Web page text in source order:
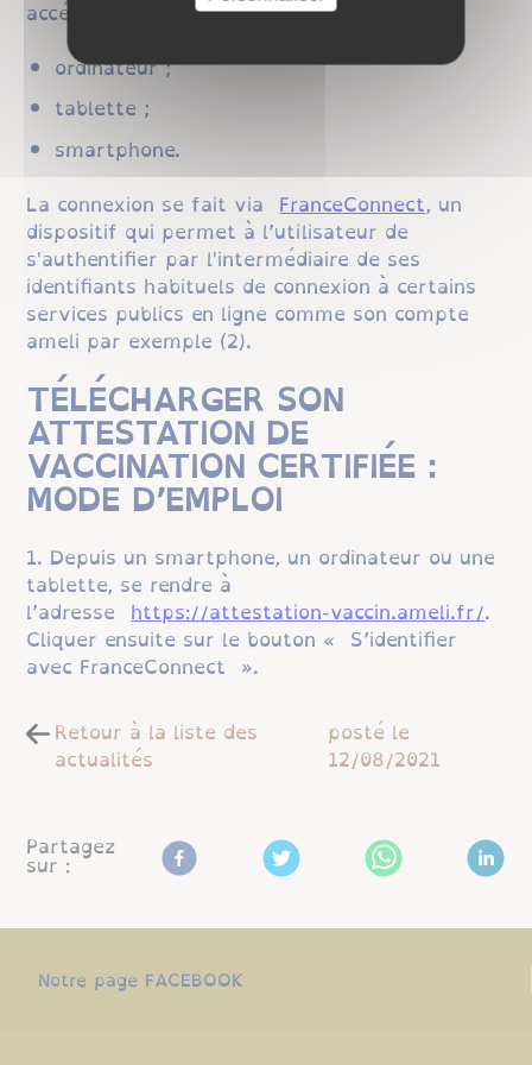
accéder à ce téléservice sur :
ordinateur ;
tablette ;
smartphone.
La connexion se fait viaFranceConnect, un
dispositif qui permet à l’utilisateur de
s'authentifier par l'intermédiaire de ses
identifiants habituels de connexion à certains
services publics en ligne comme son compte
ameli par exemple (2).
TÉLÉCHARGER SON
ATTESTATION DE
VACCINATION CERTIFIÉE :
MODE D’EMPLOI
1. Depuis un smartphone, un ordinateur ou une
tablette, se rendre à
l’adressehttps://attestation-vaccin.ameli.fr/.
Cliquer ensuite sur le bouton « S’identifier
avec FranceConnect ».
Retour à la liste des
actualités
posté le
12/08/2021
Partagez
sur :
Notre page FACEBOOK